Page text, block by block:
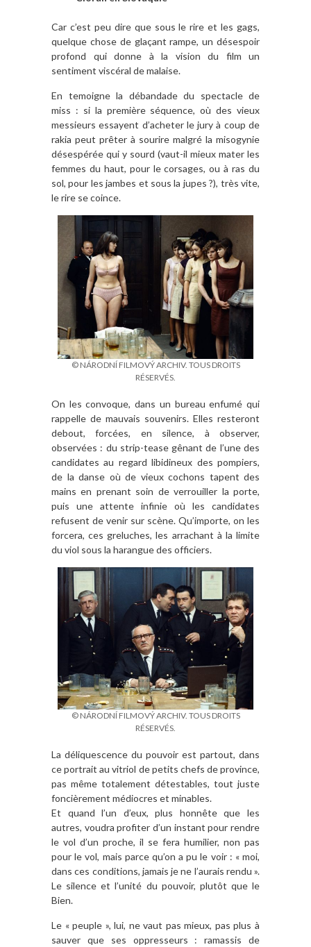
Car c’est peu dire que sous le rire et les gags,
quelque chose de glaçant rampe, un désespoir
profond qui donne à la vision du film un
sentiment viscéral de malaise.
En temoigne la débandade du spectacle de
miss : si la première séquence, où des vieux
messieurs essayent d’acheter le jury à coup de
rakia peut prêter à sourire malgré la misogynie
désespérée qui y sourd (vaut-il mieux mater les
femmes du haut, pour le corsages, ou à ras du
sol, pour les jambes et sous la jupes ?), très vite,
le rire se coince.
© NÁRODNÍ FILMOVÝ ARCHIV. TOUS DROITS
RÉSERVÉS.
On les convoque, dans un bureau enfumé qui
rappelle de mauvais souvenirs. Elles resteront
debout, forcées, en silence, à observer,
observées : du strip-tease gênant de l’une des
candidates au regard libidineux des pompiers,
de la danse où de vieux cochons tapent des
mains en prenant soin de verrouiller la porte,
puis une attente infinie où les candidates
refusent de venir sur scène. Qu’importe, on les
forcera, ces greluches, les arrachant à la limite
du viol sous la harangue des officiers.
© NÁRODNÍ FILMOVÝ ARCHIV. TOUS DROITS
RÉSERVÉS.
La déliquescence du pouvoir est partout, dans
ce portrait au vitriol de petits chefs de province,
pas même totalement détestables, tout juste
foncièrement médiocres et minables.
Et quand l’un d’eux, plus honnête que les
autres, voudra profiter d’un instant pour rendre
le vol d’un proche, il se fera humilier, non pas
pour le vol, mais parce qu’on a pu le voir : « moi,
dans ces conditions, jamais je ne l’aurais rendu ».
Le silence et l’unité du pouvoir, plutôt que le
Bien.
Le « peuple », lui, ne vaut pas mieux, pas plus à
sauver que ses oppresseurs : ramassis de